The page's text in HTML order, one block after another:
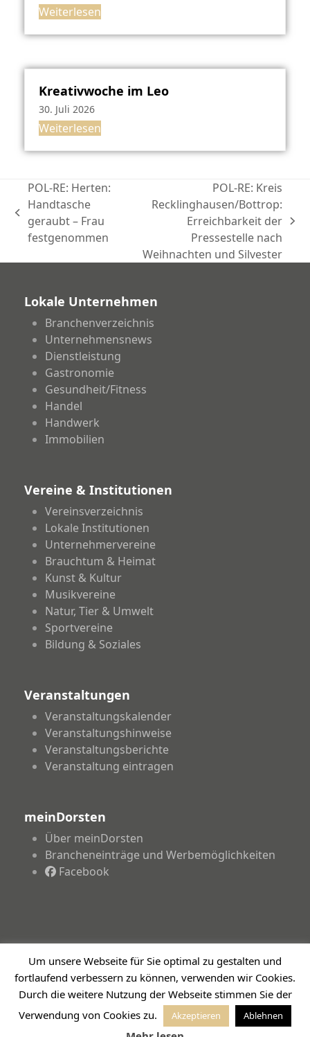
Weiterlesen
Kreativwoche im Leo
30. Juli 2026
Weiterlesen
vorheriger
Beitrag:
POL-RE: Herten:
Handtasche
geraubt – Frau
festgenommen
POL-RE: Kreis
Recklinghausen/Bottrop:
Erreichbarkeit der
Pressestelle nach
Weihnachten und Silvester
Lokale Unternehmen
Branchenverzeichnis
Unternehmensnews
Dienstleistung
Gastronomie
Gesundheit/Fitness
Handel
Handwerk
Immobilien
Vereine & Institutionen
Vereinsverzeichnis
Lokale Institutionen
Unternehmervereine
Brauchtum & Heimat
Kunst & Kultur
Musikvereine
Natur, Tier & Umwelt
Sportvereine
Bildung & Soziales
Veranstaltungen
Veranstaltungskalender
Veranstaltungshinweise
Veranstaltungsberichte
Veranstaltung eintragen
meinDorsten
Über meinDorsten
Brancheneinträge und Werbemöglichkeiten
Facebook
Copyright 2026 - meinDorsten.de - Informationen für
unsere Region
ImpressumDatenschutzerklärungHaftungsausschluss
Um unsere Webseite für Sie optimal zu gestalten und
fortlaufend verbessern zu können, verwenden wir Cookies.
Durch die weitere Nutzung der Webseite stimmen Sie der
Verwendung von Cookies zu.
Akzeptieren Ablehnen